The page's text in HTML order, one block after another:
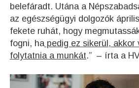
belefáradt. Utána a
az egészségügyi dolgozók
fekete ruhát, hogy
fogni, hapedig ez sikerül, akkor
folytatnia a munkát.” – írta a